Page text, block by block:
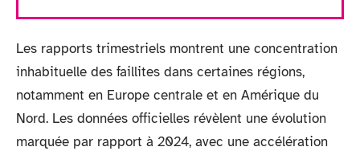
Les rapports trimestriels montrent une concentration
inhabituelle des faillites dans certaines régions,
notamment en Europe centrale et en Amérique du
Nord. Les données officielles révèlent une évolution
marquée par rapport à 2024, avec une accélération